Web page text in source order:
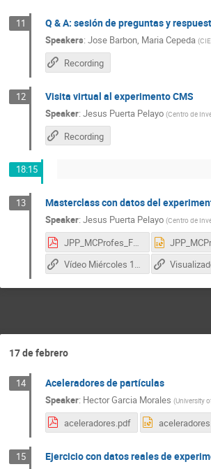
11 Q & A: sesión de preguntas y
Speakers: Jose Barbon, Maria Cepeda (
Recording
12 Visita virtual al experimento CMS
Speaker: Jesus Puerta Pelayo (Centro de
Recording
18:15
13 Masterclass con datos del
Speaker: Jesus Puerta Pelayo (Centro de
JPP_MCProfes_Feb21.pdf
Vídeo Miércoles 16 - Tutoría con alumnado
17 de febrero
14 Aceleradores de partículas
Speaker: Hector Garcia Morales (University
aceleradores.pdf
15 Ejercicio con datos reales de